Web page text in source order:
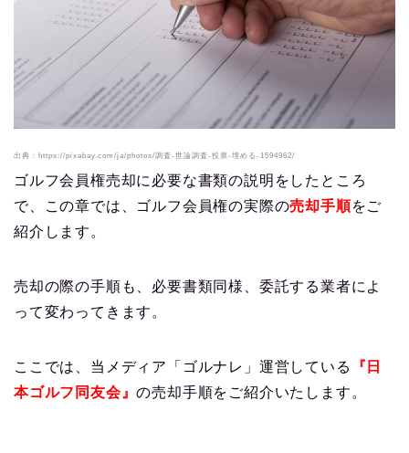
出典：https://pixabay.com/ja/photos/調査-世論調査-投票-埋める-1594962/
ゴルフ会員権売却に必要な書類の説明をしたところ
で、この章では、ゴルフ会員権の実際の売却手順をご
紹介します。
売却の際の手順も、必要書類同様、委託する業者によ
って変わってきます。
ここでは、当メディア「ゴルナレ」運営している
『日
本ゴルフ同友会』の売却手順をご紹介いたします。